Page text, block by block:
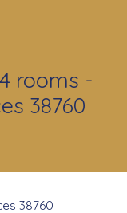
rooms -
38760
38760